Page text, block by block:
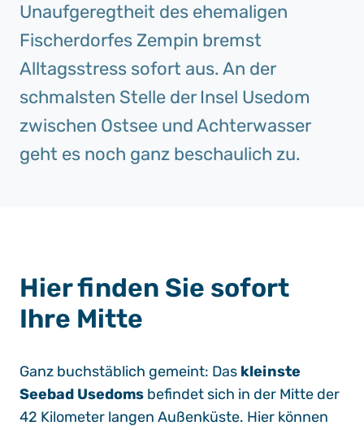
Unaufgeregtheit des ehemaligen
Fischerdorfes Zempin bremst
Alltagsstress sofort aus. An der
schmalsten Stelle der Insel Usedom
zwischen Ostsee und Achterwasser
geht es noch ganz beschaulich zu.
Hier finden Sie sofort
Ihre Mitte
Ganz buchstäblich gemeint: Das kleinste
Seebad Usedoms befindet sich in der Mitte der
42 Kilometer langen Außenküste. Hier können